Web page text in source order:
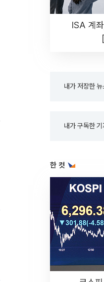
ISA 계
내가 저장한 뉴
내가 구독한 기
한 컷